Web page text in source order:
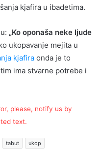
kjafira u ibadetima.
„Ko oponaša neke ljude
ukopavanje mejita u
kjafira onda je to
ima stvarne potrebe i
please, notify us by
text.
tabut
ukop